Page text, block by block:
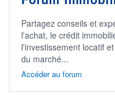
Partagez conseils et
l'achat, le crédit
l'investissement locatif
du marché...
Accéder au forum